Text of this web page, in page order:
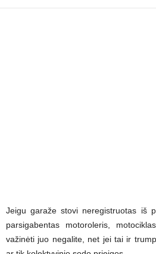
Jeigu garaže stovi neregistruotas iš
parsigabentas motoroleris,
važinėti juo negalite, net jei tai ir